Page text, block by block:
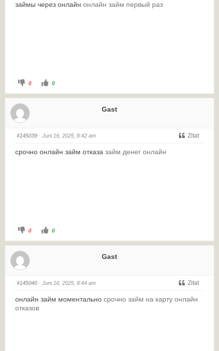
займы через онлайн онлайн займ первый раз
0 0
Gast
#145039 · Juni 16, 2025, 8:42 am Zitat
срочно онлайн займ отказа займ денег онлайн
0 0
Gast
#145040 · Juni 16, 2025, 8:44 am Zitat
онлайн займ моментально срочно займ на карту онлайн
отказов